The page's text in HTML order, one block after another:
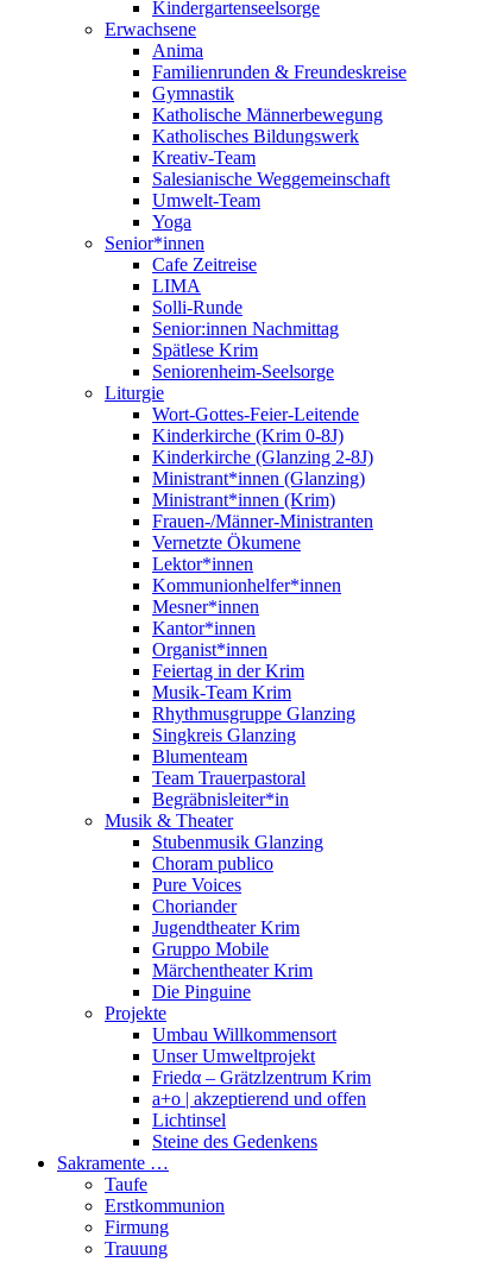
Kindergartenseelsorge
Erwachsene
Anima
Familienrunden & Freundeskreise
Gymnastik
Katholische Männerbewegung
Katholisches Bildungswerk
Kreativ-Team
Salesianische Weggemeinschaft
Umwelt-Team
Yoga
Senior*innen
Cafe Zeitreise
LIMA
Solli-Runde
Senior:innen Nachmittag
Spätlese Krim
Seniorenheim-Seelsorge
Liturgie
Wort-Gottes-Feier-Leitende
Kinderkirche (Krim 0-8J)
Kinderkirche (Glanzing 2-8J)
Ministrant*innen (Glanzing)
Ministrant*innen (Krim)
Frauen-/Männer-Ministranten
Vernetzte Ökumene
Lektor*innen
Kommunionhelfer*innen
Mesner*innen
Kantor*innen
Organist*innen
Feiertag in der Krim
Musik-Team Krim
Rhythmusgruppe Glanzing
Singkreis Glanzing
Blumenteam
Team Trauerpastoral
Begräbnisleiter*in
Musik & Theater
Stubenmusik Glanzing
Choram publico
Pure Voices
Choriander
Jugendtheater Krim
Gruppo Mobile
Märchentheater Krim
Die Pinguine
Projekte
Umbau Willkommensort
Unser Umweltprojekt
Friedα – Grätzlzentrum Krim
a+o | akzeptierend und offen
Lichtinsel
Steine des Gedenkens
Sakramente …
Taufe
Erstkommunion
Firmung
Trauung